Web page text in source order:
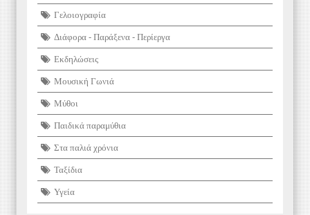
Γελοιογραφία
Διάφορα - Παράξενα - Περίεργα
Εκδηλώσεις
Μουσική Γωνιά
Μύθοι
Παιδικά παραμύθια
Στα παλιά χρόνια
Ταξίδια
Υγεία